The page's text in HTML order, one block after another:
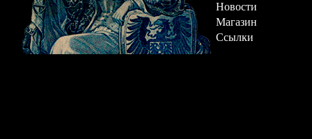
Новости
Магазин
Ссылки